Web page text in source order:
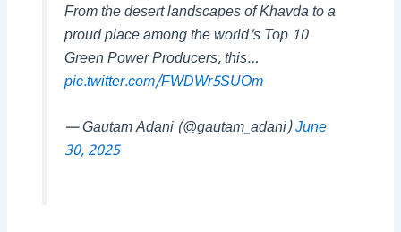
From the desert landscapes of Khavda to a
proud place among the world's Top 10
Green Power Producers, this…
pic.twitter.com/FWDWr5SUOm
— Gautam Adani (@gautam_adani)June
30, 2025